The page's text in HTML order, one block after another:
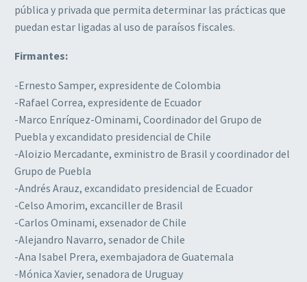
pública y privada que permita determinar las prácticas que
puedan estar ligadas al uso de paraísos fiscales.
Firmantes:
-Ernesto Samper, expresidente de Colombia
-Rafael Correa, expresidente de Ecuador
-Marco Enríquez-Ominami, Coordinador del Grupo de
Puebla y excandidato presidencial de Chile
-Aloizio Mercadante, exministro de Brasil y coordinador del
Grupo de Puebla
-Andrés Arauz, excandidato presidencial de Ecuador
-Celso Amorim, excanciller de Brasil
-Carlos Ominami, exsenador de Chile
-Alejandro Navarro, senador de Chile
-Ana Isabel Prera, exembajadora de Guatemala
-Mónica Xavier, senadora de Uruguay